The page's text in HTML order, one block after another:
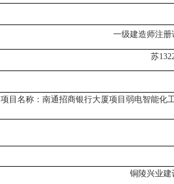
一级建造师注册
苏
项目名称：南通招商银行大厦项目弱电智能化
铜陵兴业建